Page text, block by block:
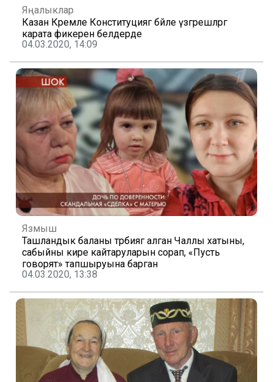
Яңалыклар
Казан Кремле Конституциягә бәйле үзгәрешләргә
карата фикерен белдерде
04.03.2020, 14:09
Язмыш
Ташландык баланы тәрбиягә алган Чаллы хатыны,
сабыйны кире кайтаруларын сорап, «Пусть
говорят» тапшыруына барган
04.03.2020, 13:38